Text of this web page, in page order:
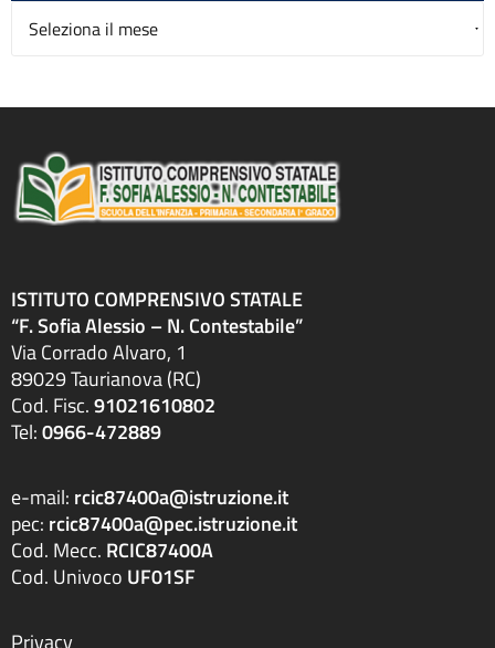
Archivio
ISTITUTO COMPRENSIVO STATALE
“F. Sofia Alessio – N. Contestabile”
Via Corrado Alvaro, 1
89029 Taurianova (RC)
Cod. Fisc.91021610802
Tel:0966-472889
e-mail: rcic87400a@istruzione.it
pec: rcic87400a@pec.istruzione.it
Cod. Mecc. RCIC87400A
Cod. Univoco UF01SF
Privacy